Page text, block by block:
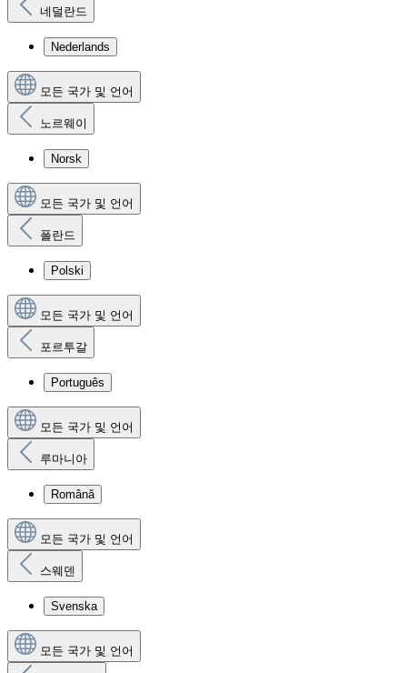
네덜란드
Nederlands
모든 국가 및 언어
노르웨이
Norsk
모든 국가 및 언어
폴란드
Polski
모든 국가 및 언어
포르투갈
Português
모든 국가 및 언어
루마니아
Română
모든 국가 및 언어
스웨덴
Svenska
모든 국가 및 언어